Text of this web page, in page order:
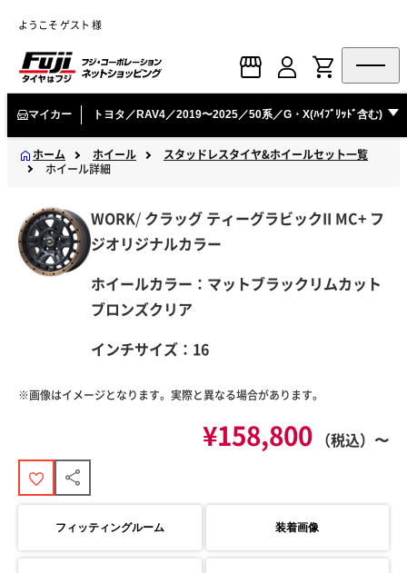
ようこそ ゲスト 様
マイカー トヨタ／RAV4／2019〜2025／50系／G・X(ﾊｲﾌﾞﾘｯﾄﾞ含む)
ホーム ホイール
スタッドレスタイヤ&ホイールセット一覧
ホイール詳細
WORK/ クラッグ ティーグラビックII MC+ フ
ジオリジナルカラー
ホイールカラー：マットブラックリムカット
ブロンズクリア
インチサイズ：16
※画像はイメージとなります。実際と異なる場合があります。
¥158,800 （税込）〜
フィッティングルーム 装着画像